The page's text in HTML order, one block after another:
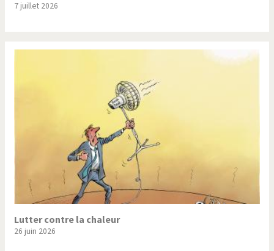
Vous avez dit "Islam"?
7 juillet 2026
Lutter contre la chaleur
26 juin 2026